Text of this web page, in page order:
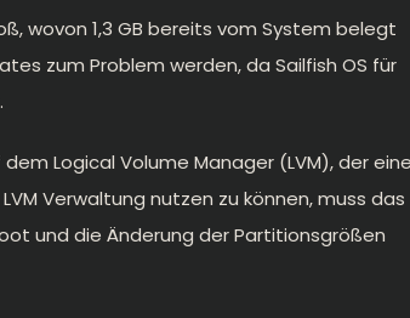
wovon 1,3 GB bereits vom System belegt
zum Problem werden, da Sailfish OS für
Logical Volume Manager (LVM), der
Verwaltung nutzen zu können, muss das
und die Änderung der Partitionsgrößen